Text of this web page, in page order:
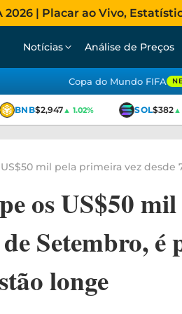
| Placar ao Vivo,
Notícias Análise de Preços
Copa do Mundo FIFA
BNB$2,947▲ 1.02% SOL$382▲
mil pela primeira vez
os US$50
Setembro, é
longe